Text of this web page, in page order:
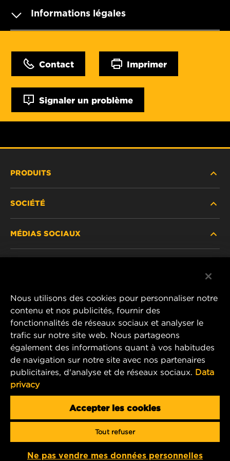
Informations légales
Contact Imprimer
Signaler un problème
PRODUITS
PRODUITS ABANDONNÉS / REMPLACÉS
SOCIÉTÉ
AVIS JURIDIQUE
IMPRIMER
CONTACTEZ-NOUS
MÉDIAS SOCIAUX
Instagram
YouTube
MANN+HUMMEL Middle East FZE
DAFZA (Dubai Airport Free Zone)
Office 1013, Bldg. 7WA
mhae.pmservices@mann-hummel.com
Copyright 2024 MANN+HUMMEL. All rights reserved.
Nous utilisons des cookies pour personnaliser notre
contenu et nos publicités, fournir des
fonctionnalités de réseaux sociaux et analyser le
trafic sur notre site web. Nous partageons
également des informations quant à vos habitudes
de navigation sur notre site avec nos partenaires
publicitaires, d'analyse et de réseaux sociaux. Data
privacy
Accepter les cookies
Tout refuser
Ne pas vendre mes données personnelles